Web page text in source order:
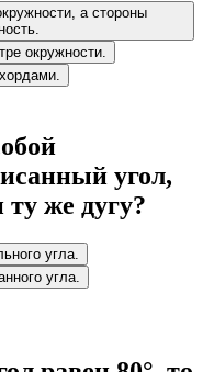
а стороны
окружности.
угол,
же дугу?
угла.
угла.